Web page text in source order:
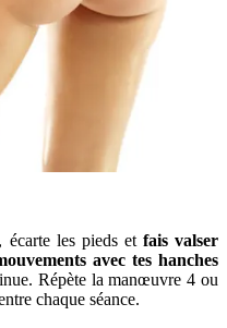
écarte les pieds et fais valser
avec tes hanches
Répète la manœuvre 4 ou
chaque séance.